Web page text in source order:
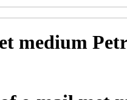
medium